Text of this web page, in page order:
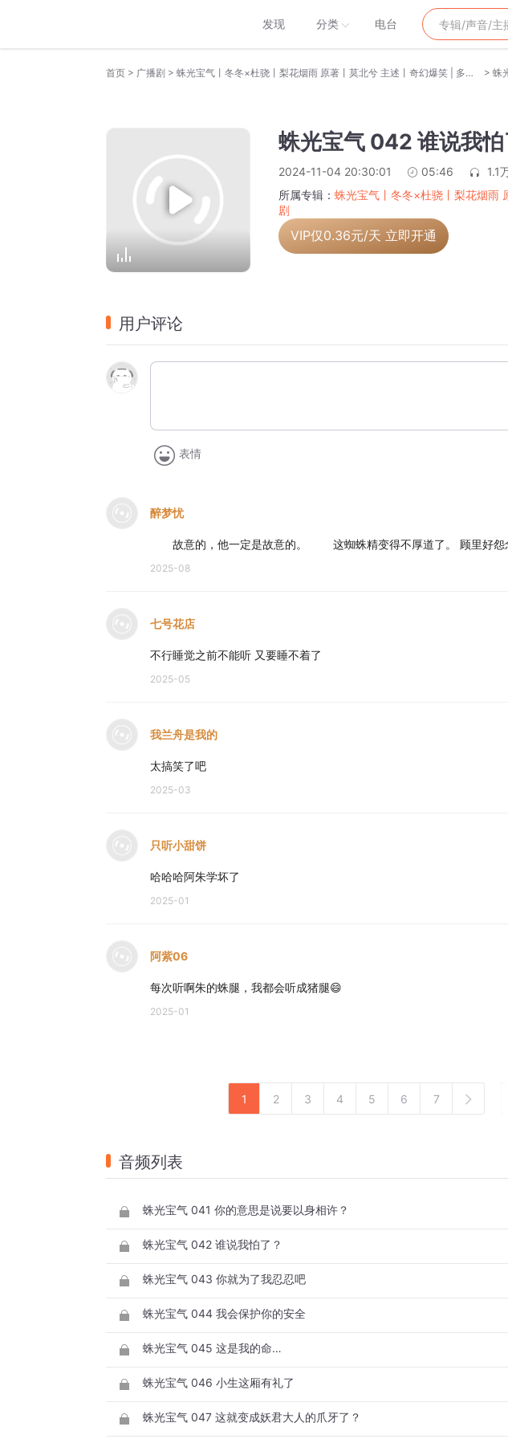
发现 分类 电台
首页 > 广播剧 > 蛛光宝气丨冬冬×杜骁丨梨花烟雨 原著丨莫北兮 主述丨奇幻爆笑 | 多人有声剧 > 蛛
蛛光宝气 042 谁说我怕
2024-11-04 20:30:01 05:46
1.1
所属专辑： 蛛光宝气丨冬冬×杜骁丨梨花烟雨
剧
VIP仅0.36元/天 立即开通
用户评论
表情
醉梦忧
故意的，他一定是故意的。 这蜘蛛精变得不厚道了。 顾里好怨
2025-08
七号花店
不行睡觉之前不能听 又要睡不着了
2025-05
我兰舟是我的
太搞笑了吧
2025-03
只听小甜饼
哈哈哈阿朱学坏了
2025-01
阿紫06
每次听啊朱的蛛腿，我都会听成猪腿😄
2025-01
1 2 3 4 5 6 7
音频列表
蛛光宝气 041 你的意思是说要以身相许？
蛛光宝气 042 谁说我怕了？
蛛光宝气 043 你就为了我忍忍吧
蛛光宝气 044 我会保护你的安全
蛛光宝气 045 这是我的命…
蛛光宝气 046 小生这厢有礼了
蛛光宝气 047 这就变成妖君大人的爪牙了？